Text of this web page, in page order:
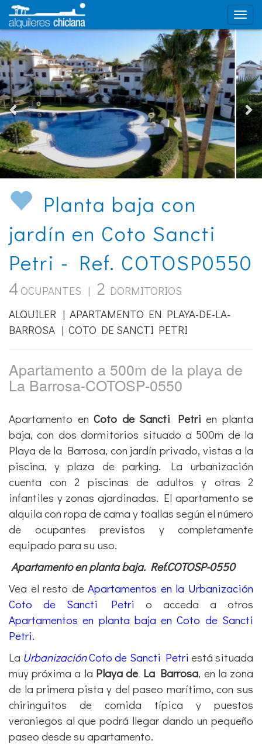
Planta baja con
jardín en Coto Sancti
Petri - Ref. COTOSP0550
4 OCUPANTES | 2 DORMITORIOS
ALQUILER | APARTAMENTO EN PLAYA-DE-LA-
BARROSA | COTO DE SANCTI PETRI
Apartamento a 500m de la playa de
La Barrosa-COTOSP-0550
Apartamento enCoto de Sancti Petri en planta
baja, con dos dormitorios situado a 500m de la
Playa de la Barrosa, con jardín privado, vistas a la
piscina, y plaza de parking. La urbanización
cuenta con 2 piscinas de adultos y otras 2
infantiles y zonas ajardinadas. El apartamento se
alquila con ropa de cama y toallas según el número
de ocupantes previstos y completamente
equipado para su uso.
Apartamento en planta baja. Ref.COTOSP-0550
Vea el resto deApartamentos en la Urbanización
Coto de Sancti Petri
o acceda a otros
Apartamentos en planta baja en Coto de Sancti
Petri.
La UrbanizaciónCoto de Sancti Petri está situada
muy próxima a la Playa de La Barrosa, en la zona
de la primera pista y del paseo marítimo, con sus
chiringuitos de comida típica y puestos
veraniegos al que podrá llegar dando un pequeño
paseo desde su apartamento.